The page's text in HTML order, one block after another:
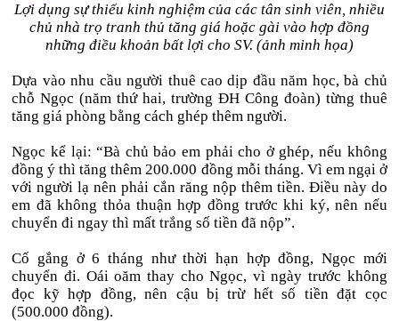
Lợi dụng sự thiếu kinh nghiệm của các tân sinh viên, nhiều
chủ nhà trọ tranh thủ tăng giá hoặc gài vào hợp đồng
những điều khoản bất lợi cho SV. (ảnh minh họa)
Dựa vào nhu cầu người thuê cao dịp đầu năm học, bà chủ
chỗ Ngọc (năm thứ hai, trường ĐH Công đoàn) từng thuê
tăng giá phòng bằng cách ghép thêm người.
Ngọc kể lại: “Bà chủ bảo em phải cho ở ghép, nếu không
đồng ý thì tăng thêm 200.000 đồng mỗi tháng. Vì em ngại ở
với người lạ nên phải cắn răng nộp thêm tiền. Điều này do
em đã không thỏa thuận hợp đồng trước khi ký, nên nếu
chuyển đi ngay thì mất trắng số tiền đã nộp”.
Cố gắng ở 6 tháng như thời hạn hợp đồng, Ngọc mới
chuyển đi. Oái oăm thay cho Ngọc, vì ngày trước không
đọc kỹ hợp đồng, nên cậu bị trừ hết số tiền đặt cọc
(500.000 đồng).